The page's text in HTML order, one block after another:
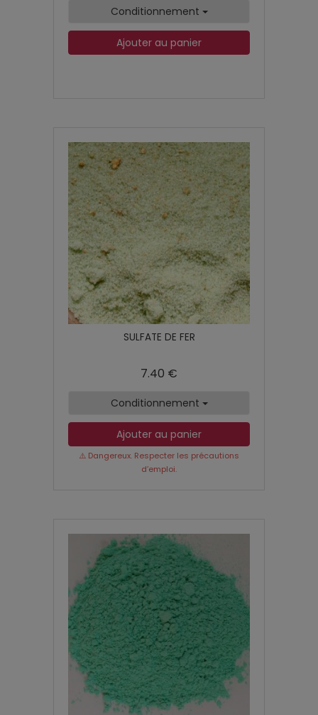
Conditionnement
Ajouter au panier
SULFATE DE FER
7.40 €
Conditionnement
Ajouter au panier
⚠️ Dangereux. Respecter les précautions
d’emploi.